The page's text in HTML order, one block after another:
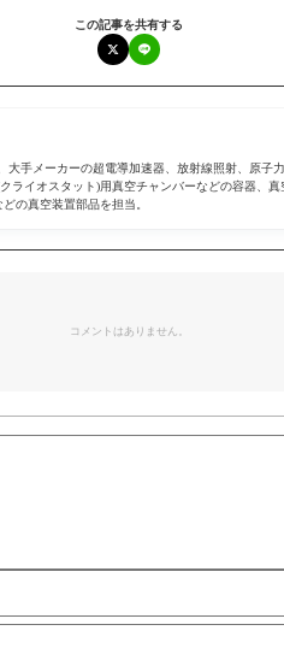
この記事を共有する
大手メーカーの超電導加速器、放射線照射、原子
ライオスタット)用真空チャンバーなどの容器、
の真空装置部品を担当。
コメントはありません。